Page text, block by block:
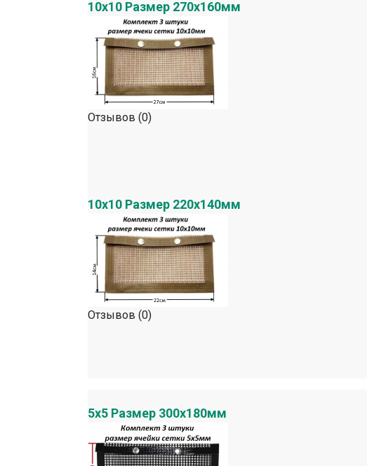
10х10 Размер 270х160мм
Отзывов (0)
10х10 Размер 220х140мм
Отзывов (0)
5х5 Размер 300х180мм